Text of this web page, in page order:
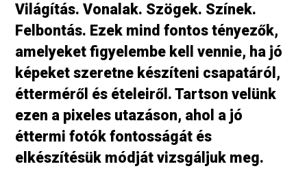
Világítás. Vonalak. Szögek. Színek.
Felbontás. Ezek mind fontos tényezők,
amelyeket figyelembe kell vennie, ha jó
képeket szeretne készíteni csapatáról,
étterméről és ételeiről. Tartson velünk
ezen a pixeles utazáson, ahol a jó
éttermi fotók fontosságát és
elkészítésük módját vizsgáljuk meg.